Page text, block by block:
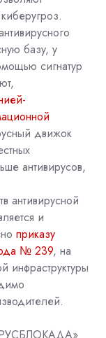
базу, у
сигнатур
движок
антивирусов,
антивирусной
и
приказу
№ 239, на
инфраструктуры